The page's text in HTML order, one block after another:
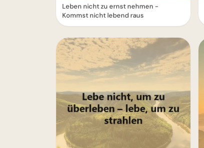
Leben nicht zu ernst nehmen -
Kommst nicht lebend raus